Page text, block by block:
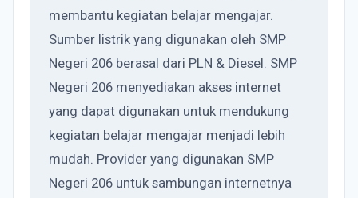
membantu kegiatan belajar mengajar.
Sumber listrik yang digunakan oleh SMP
Negeri 206 berasal dari PLN & Diesel. SMP
Negeri 206 menyediakan akses internet
yang dapat digunakan untuk mendukung
kegiatan belajar mengajar menjadi lebih
mudah. Provider yang digunakan SMP
Negeri 206 untuk sambungan internetnya